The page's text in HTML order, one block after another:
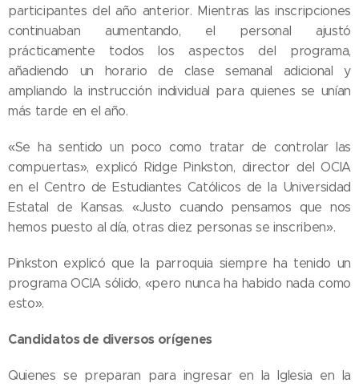
participantes del año anterior. Mientras las inscripciones
continuaban aumentando, el personal ajustó
prácticamente todos los aspectos del programa,
añadiendo un horario de clase semanal adicional y
ampliando la instrucción individual para quienes se unían
más tarde en el año.
«Se ha sentido un poco como tratar de controlar las
compuertas», explicó Ridge Pinkston, director del OCIA
en el Centro de Estudiantes Católicos de la Universidad
Estatal de Kansas. «Justo cuando pensamos que nos
hemos puesto al día, otras diez personas se inscriben».
Pinkston explicó que la parroquia siempre ha tenido un
programa OCIA sólido, «pero nunca ha habido nada como
esto».
Candidatos de diversos orígenes
Quienes se preparan para ingresar en la Iglesia en la